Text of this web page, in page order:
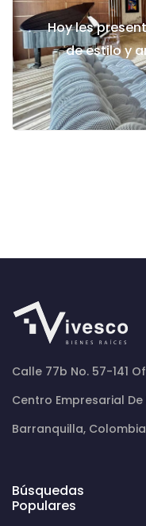
Hoy les
de estilo y
Calle 77b No. 57-141
Centro Empresarial
Barranquilla, Colombia
Búsquedas
Populares